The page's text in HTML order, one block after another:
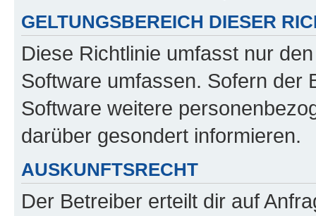
GELTUNGSBEREICH DIESER
Diese Richtlinie umfasst nur
Software umfassen. Sofern der
Software weitere
darüber gesondert informieren.
AUSKUNFTSRECHT
Der Betreiber erteilt dir auf